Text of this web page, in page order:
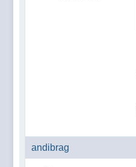
andibrag